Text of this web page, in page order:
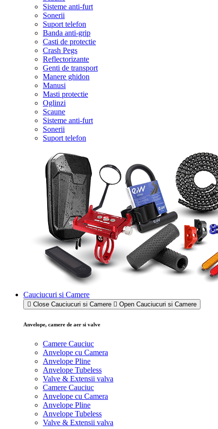
Sisteme anti-furt
Sonerii
Suport telefon
Banda anti-grip
Casti de protectie
Crash Pegs
Reflectorizante
Genti de transport
Manere ghidon
Manusi
Masti protectie
Oglinzi
Scaune
Sisteme anti-furt
Sonerii
Suport telefon
Cauciucuri si Camere
Close Cauciucuri si Camere Open Cauciucuri si Camere
Anvelope, camere de aer si valve
Camere Cauciuc
Anvelope cu Camera
Anvelope Pline
Anvelope Tubeless
Valve & Extensii valva
Camere Cauciuc
Anvelope cu Camera
Anvelope Pline
Anvelope Tubeless
Valve & Extensii valva